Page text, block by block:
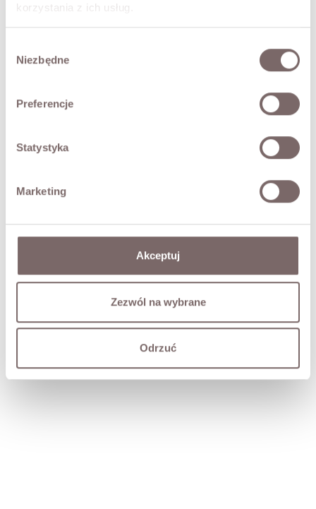
korzystania z ich usług.
zgody
Niezbędne
Preferencje
Statystyka
Marketing
Akceptuj
Zezwól na wybrane
Odrzuć